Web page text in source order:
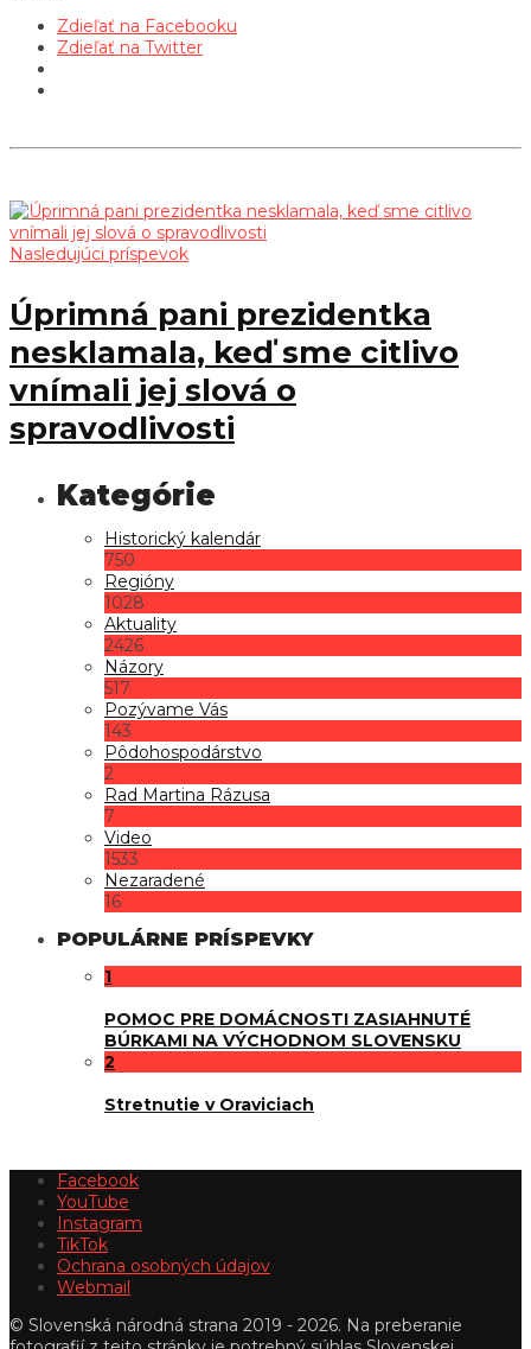
Zdieľať na Facebooku
Zdieľať na Twitter
Nasledujúci príspevok
Úprimná pani prezidentka
nesklamala, keď sme citlivo
vnímali jej slová o
spravodlivosti
Historický kalendár
750
Regióny
1028
Aktuality
2426
Názory
517
Pozývame Vás
143
Pôdohospodárstvo
2
Rad Martina Rázusa
7
Video
1533
Nezaradené
16
POPULÁRNE PRÍSPEVKY
1
POMOC PRE DOMÁCNOSTI ZASIAHNUTÉ
BÚRKAMI NA VÝCHODNOM SLOVENSKU
2
Stretnutie v Oraviciach
Facebook
YouTube
Instagram
TikTok
Ochrana osobných údajov
Webmail
© Slovenská národná strana 2019 - 2026. Na preberanie